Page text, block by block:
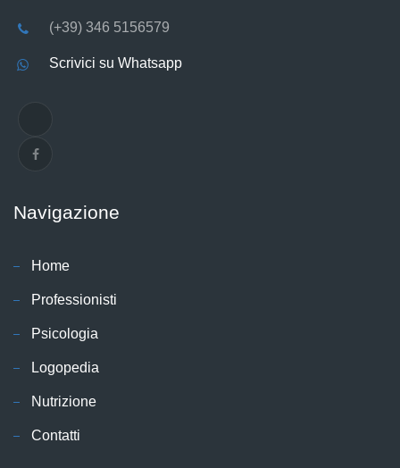
(+39) 346 5156579
Scrivici su Whatsapp
Navigazione
Home
Professionisti
Psicologia
Logopedia
Nutrizione
Contatti